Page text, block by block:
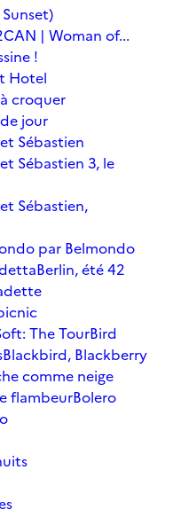
| Woman of...
!
Hotel
croquer
jour
Sébastien
Sébastien 3, le
Sébastien,
par Belmondo
Berlin, été 42
The TourBird
Blackbird, Blackberry
comme neige
flambeurBolero